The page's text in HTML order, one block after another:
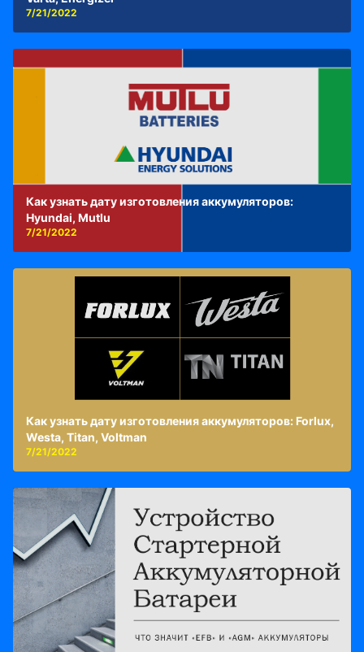
7/21/2022
Как узнать дату изготовления аккумуляторов:
Hyundai, Mutlu
7/21/2022
Как узнать дату изготовления аккумуляторов: Forlux,
Westa, Titan, Voltman
7/21/2022